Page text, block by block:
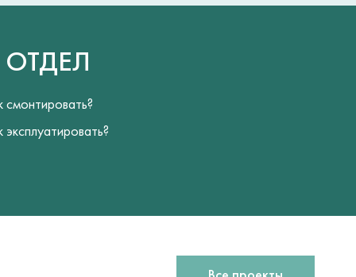
ОТДЕЛ
смонтировать?
эксплуатировать?